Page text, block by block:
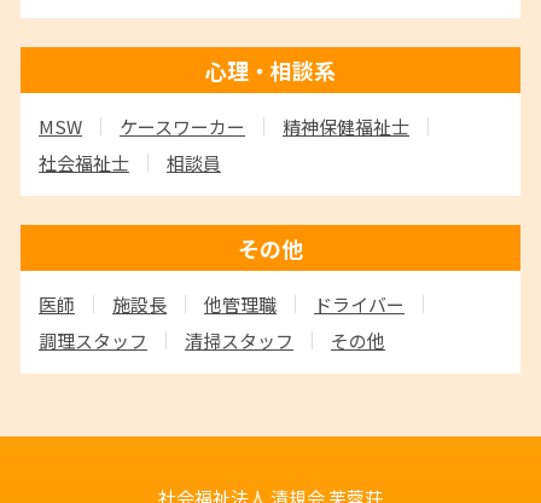
心理・相談系
MSW ケースワーカー
精神保健福祉士
社会福祉士
相談員
その他
医師 施設長 他管理職
ドライバー
調理スタッフ
清掃スタッフ その他